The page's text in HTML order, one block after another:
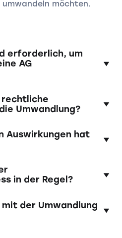
umwandeln möchten.
erforderlich, um
AG
Abschluss der
Dieser wird
bestätigt.
öffentliche
und
sämtliche
Umwandlung?
formale
sein, einschließlich der
Auswirkungen hat
juristische
Der Gewinn der AG
Gewinn des
der in der privaten
in der Regel?
nach den individuellen
mehrere
der Umwandlung